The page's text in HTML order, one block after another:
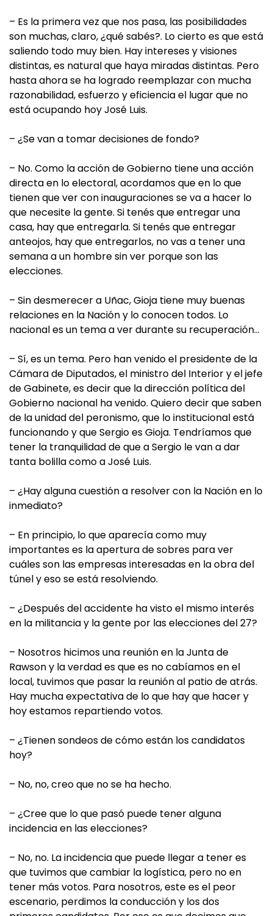
– Es la primera vez que nos pasa, las posibilidades
son muchas, claro, ¿qué sabés?. Lo cierto es que está
saliendo todo muy bien. Hay intereses y visiones
distintas, es natural que haya miradas distintas. Pero
hasta ahora se ha logrado reemplazar con mucha
razonabilidad, esfuerzo y eficiencia el lugar que no
está ocupando hoy José Luis.
– ¿Se van a tomar decisiones de fondo?
– No. Como la acción de Gobierno tiene una acción
directa en lo electoral, acordamos que en lo que
tienen que ver con inauguraciones se va a hacer lo
que necesite la gente. Si tenés que entregar una
casa, hay que entregarla. Si tenés que entregar
anteojos, hay que entregarlos, no vas a tener una
semana a un hombre sin ver porque son las
elecciones.
– Sin desmerecer a Uñac, Gioja tiene muy buenas
relaciones en la Nación y lo conocen todos. Lo
nacional es un tema a ver durante su recuperación…
– Sí, es un tema. Pero han venido el presidente de la
Cámara de Diputados, el ministro del Interior y el jefe
de Gabinete, es decir que la dirección política del
Gobierno nacional ha venido. Quiero decir que saben
de la unidad del peronismo, que lo institucional está
funcionando y que Sergio es Gioja. Tendríamos que
tener la tranquilidad de que a Sergio le van a dar
tanta bolilla como a José Luis.
– ¿Hay alguna cuestión a resolver con la Nación en lo
inmediato?
– En principio, lo que aparecía como muy
importantes es la apertura de sobres para ver
cuáles son las empresas interesadas en la obra del
túnel y eso se está resolviendo.
– ¿Después del accidente ha visto el mismo interés
en la militancia y la gente por las elecciones del 27?
– Nosotros hicimos una reunión en la Junta de
Rawson y la verdad es que es no cabíamos en el
local, tuvimos que pasar la reunión al patio de atrás.
Hay mucha expectativa de lo que hay que hacer y
hoy estamos repartiendo votos.
– ¿Tienen sondeos de cómo están los candidatos
hoy?
– No, no, creo que no se ha hecho.
– ¿Cree que lo que pasó puede tener alguna
incidencia en las elecciones?
– No, no. La incidencia que puede llegar a tener es
que tuvimos que cambiar la logística, pero no en
tener más votos. Para nosotros, este es el peor
escenario, perdimos la conducción y los dos